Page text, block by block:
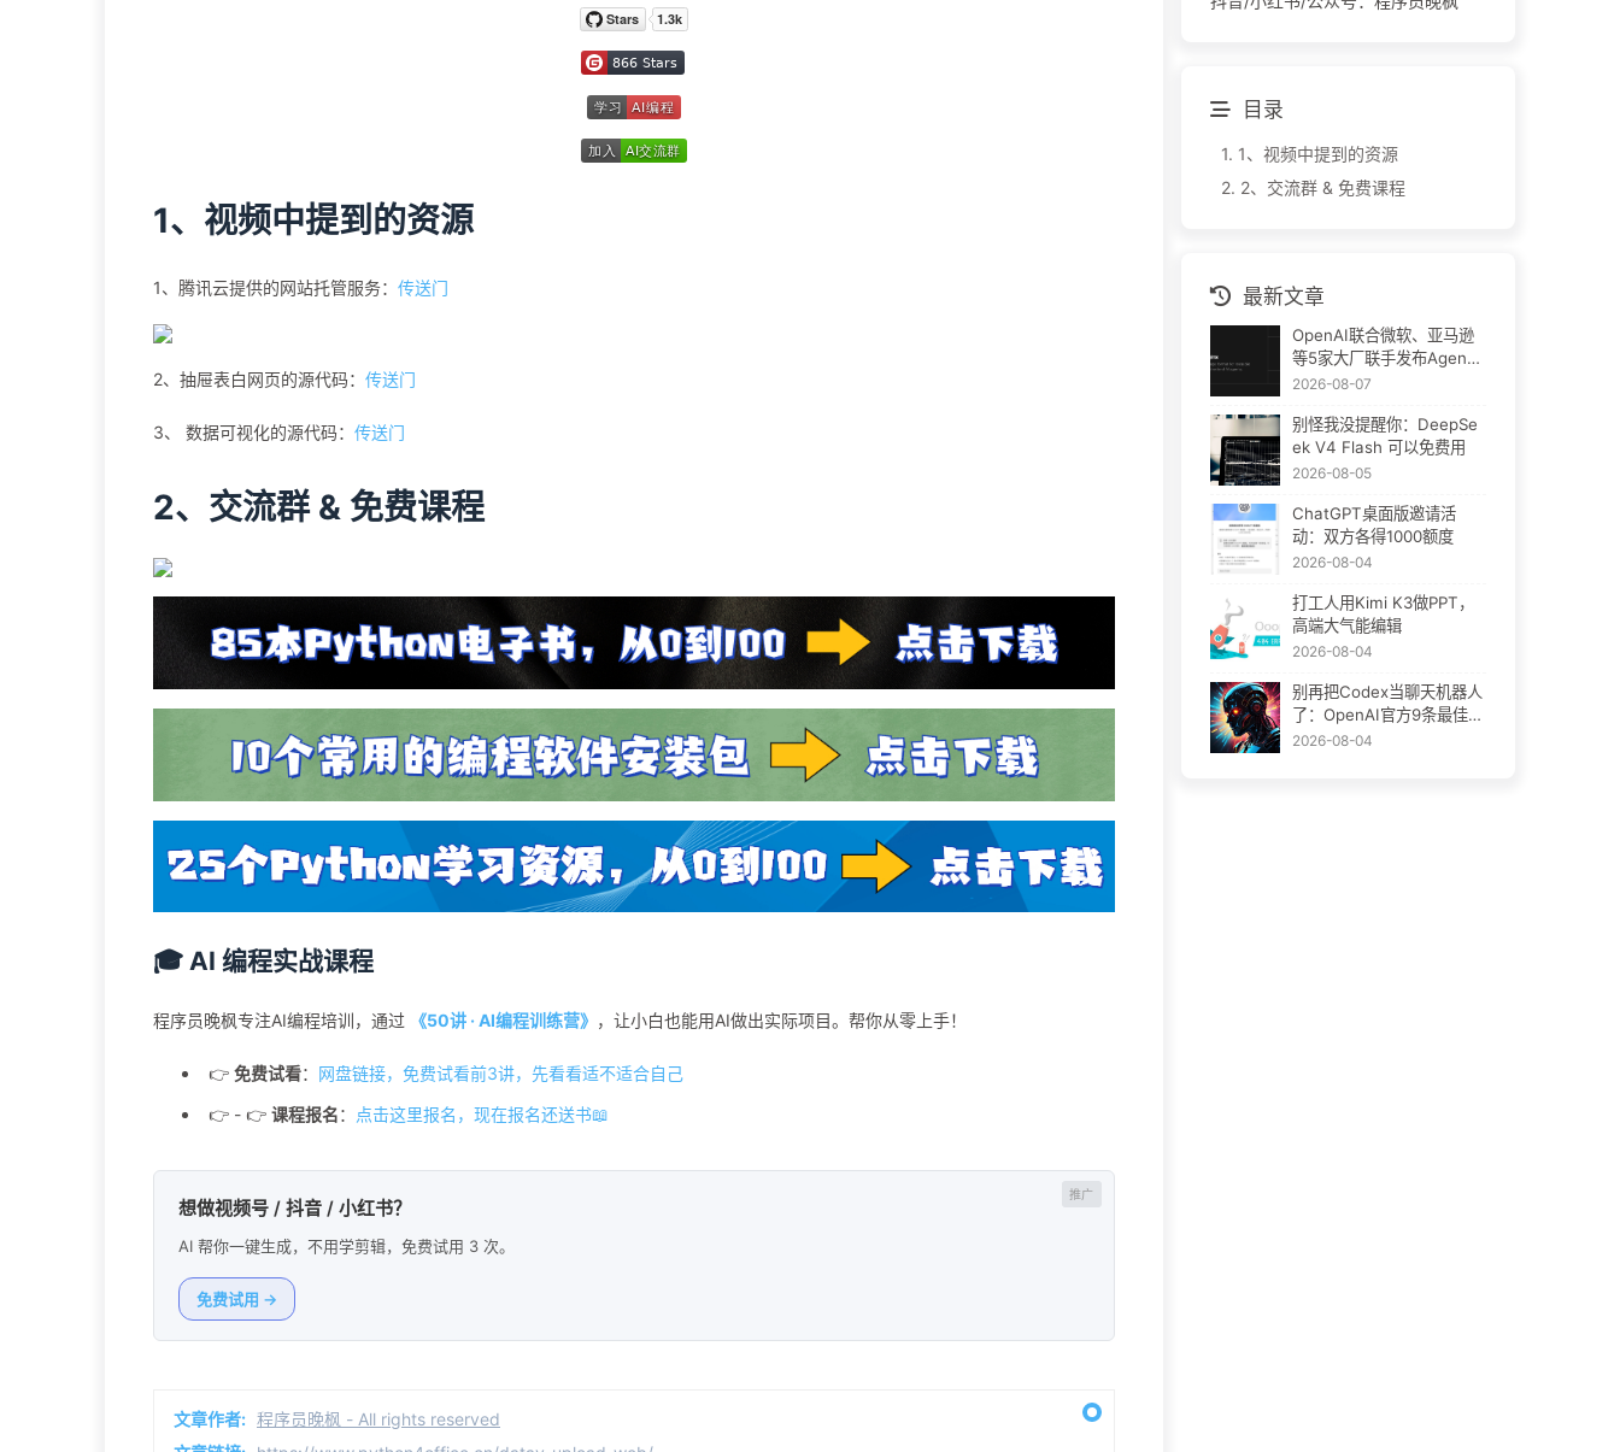
1、视频中提到的资源
1、腾讯云提供的网站托管服务： 传送门
2、抽屉表白网页的源代码： 传送门
3、 数据可视化的源代码： 传送门
2、交流群 & 免费课程
🎓 AI 编程实战课程
程序员晚枫专注AI编程培训，通过 《50讲 · AI编程训练营》 ，让小白也能用AI做出实际项目。帮你从零上手！
👉 免费试看： 网盘链接，免费试看前3讲，先看看适不适合自己
👉 - 👉 课程报名： 点击这里报名，现在报名还送书📖
想做视频号 / 抖音 / 小红书？
AI 帮你一键生成，不用学剪辑，免费试用 3 次。
免费试用 →
文章作者: 程序员晚枫 - All rights reserved
目录
1. 1、视频中提到的资源
2. 2、交流群 & 免费课程
最新文章
OpenAI联合微软、亚马逊
等5家大厂联手发布Agent
Plugins：AI插件终于要统
2026-08-07
别怪我没提醒你：DeepSe
ek V4 Flash 可以免费用
2026-08-05
ChatGPT桌面版邀请活
动：双方各得1000额度
2026-08-04
打工人用Kimi K3做PPT，
高端大气能编辑
2026-08-04
别再把Codex当聊天机器人
了：OpenAI官方9条最佳实
践
2026-08-04